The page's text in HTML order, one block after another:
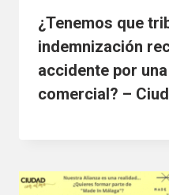
¿Tenemos que
indemnización
accidente por
comercial? –